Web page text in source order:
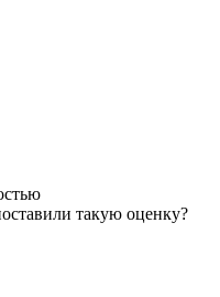
такую оценку?